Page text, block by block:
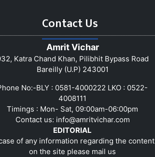
Contact Us
Amrit Vichar
Katra Chand Khan, Pilibhit Bypass Road
Bareilly (U.P) 243001
No:-BLY : 0581-4000222 LKO : 0522-
4008111
Timings : Mon- Sat, 09:00am-06:00pm
Contact us: info@amritvichar.com
EDITORIAL
of any information regarding the content
on the site please mail us